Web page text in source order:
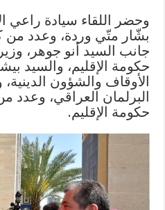
وحضر اللقاء سيادة راعي
بشّار متّي وردة، وعدد من
جانب السيد أنو جوهر،
حكومة الإقليم، والسيد
الأوقاف والشؤون
البرلمان العراقي، وعدد
حكومة الإقليم.